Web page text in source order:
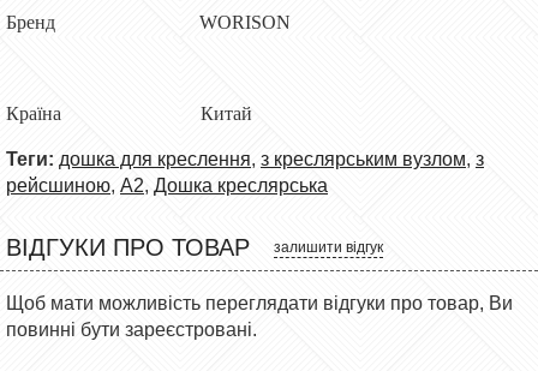
Бренд WORISON
Країна Китай
Теги: дошка для креслення, з креслярським вузлом, з
рейсшиною, А2, Дошка креслярська
ВІДГУКИ ПРО ТОВАР залишити відгук
Щоб мати можливість переглядати відгуки про товар, Ви
повинні бути зареєстровані.